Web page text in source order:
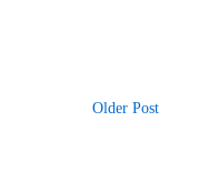
Older Post